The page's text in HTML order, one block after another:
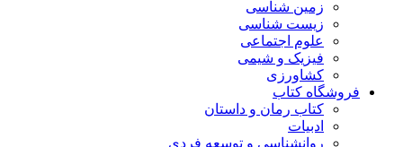
زمین شناسی
زیست شناسی
علوم اجتماعی
فیزیک و شیمی
کشاورزی
فروشگاه کتاب
کتاب رمان و داستان
ادبیات
روانشناسی و توسعه فردی